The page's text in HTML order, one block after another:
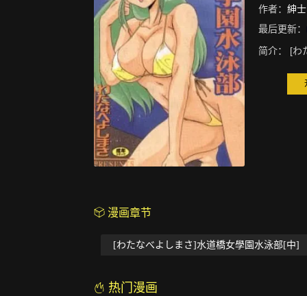
作者： 紳士
最后更新：
简介：
[わ
漫画章节
[わたなべよしまさ]水道橋女學園水泳部[中]
热门漫画